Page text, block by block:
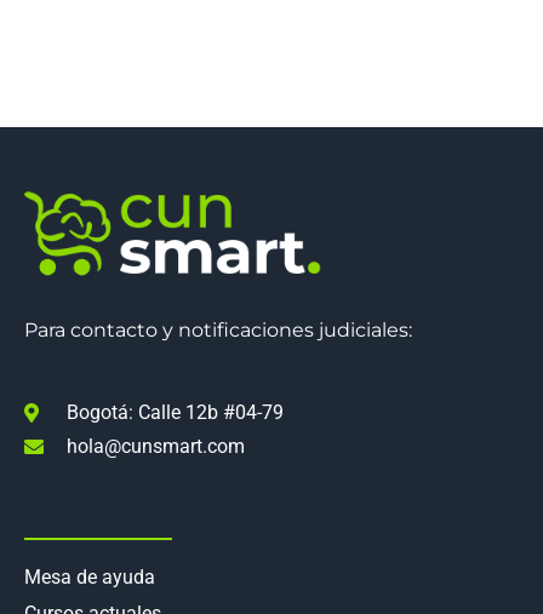
Para contacto y notificaciones judiciales:
Bogotá: Calle 12b #04-79
hola@cunsmart.com
Mesa de ayuda